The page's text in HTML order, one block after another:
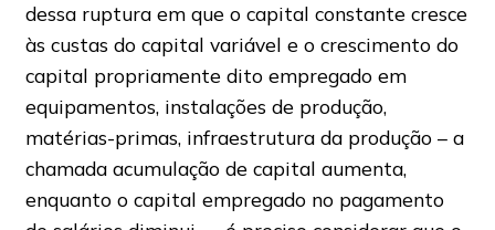
dessa ruptura em que o capital constante cresce
às custas do capital variável e o crescimento do
capital propriamente dito empregado em
equipamentos, instalações de produção,
matérias-primas, infraestrutura da produção – a
chamada acumulação de capital aumenta,
enquanto o capital empregado no pagamento